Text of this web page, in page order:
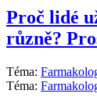
Proč lidé
různě?
Téma:
Téma: